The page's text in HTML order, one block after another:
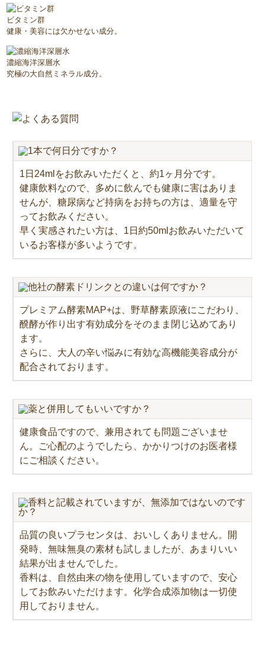
ビタミン群
健康・美容には欠かせない成分。
濃縮海洋深層水
究極の大自然ミネラル成分。
1本で何日分ですか？
1日24mlをお飲みいただくと、約1ヶ月分です。
健康飲料なので、多めに飲んでも健康に害はありま
せんが、糖尿病など持病をお持ちの方は、適量を守
ってお飲みください。
早く実感されたい方は、1日約50mlお飲みいただいて
いるお客様が多いようです。
他社の酵素ドリンクとの違いは何ですか？
プレミアム酵素MAP+は、野草酵素原液にこだわり、
醗酵が作り出す有効成分をそのまま閉じ込めてあり
ます。
さらに、大人の辛い悩みに有効な高機能美容成分が
配合されております。
薬と併用してもいいですか？
健康食品ですので、兼用されても問題ございませ
ん。ご心配のようでしたら、かかりつけのお医者様
にご相談ください。
香料と記載されていますが、無添加ではないのです
か？
品質の良いプラセンタは、おいしくありません。開
発時、無味無臭の素材も試しましたが、あまりいい
結果が出ませんでした。
香料は、自然由来の物を使用していますので、安心
してお飲みいただけます。化学合成添加物は一切使
用しておりません。